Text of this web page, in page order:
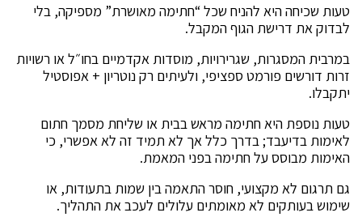
טעות שכיחה היא להניח שכל “חתימה מאושרת” מספיקה, בלי
לבדוק את דרישת הגוף המקבל.
במרבית המסגרות, שגרירויות, מוסדות אקדמיים בחו״ל או רשויות
זרות דורשים פורמט ספציפי, ולעיתים רק נוטריון + אפוסטיל
יתקבלו.
טעות נוספת היא חתימה מראש בבית או שליחת מסמך חתום
לאימות בדיעבד; בדרך כלל אך לא תמיד זה לא אפשרי, כי
האימות מבוסס על חתימה בפני המאמת.
גם תרגום לא מקצועי, חוסר התאמה בין שמות בתעודות, או
שימוש בעותקים לא מאומתים עלולים לעכב את התהליך.